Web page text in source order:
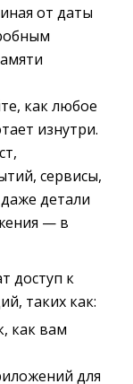
от даты
как любое
изнутри.
сервисы,
детали
— в
доступ к
таких как:
как вам
для